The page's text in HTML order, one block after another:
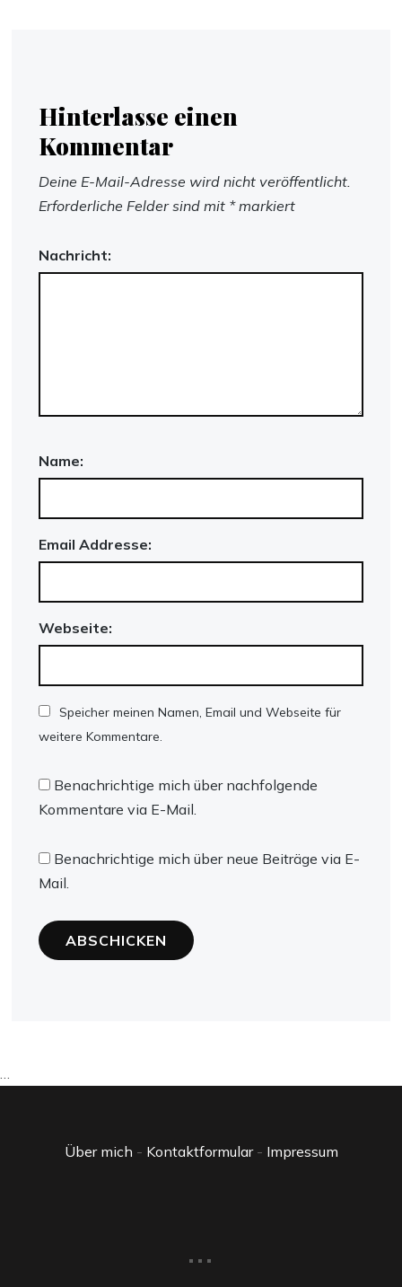
Hinterlasse einen
Kommentar
Deine E-Mail-Adresse wird nicht veröffentlicht.
Erforderliche Felder sind mit *markiert
Nachricht:
Name:
Email Addresse:
Webseite:
Speicher meinen Namen, Email und Webseite für
weitere Kommentare.
Benachrichtige mich über nachfolgende
Kommentare via E-Mail.
Benachrichtige mich über neue Beiträge via E-
Mail.
Über mich - Kontaktformular- Impressum
...